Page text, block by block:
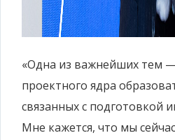
«Одна из важнейших тем —
проектного ядра
связанных с подготовкой
Мне кажется, что мы